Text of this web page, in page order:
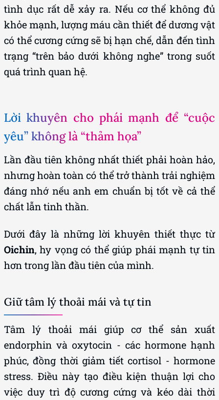
tình dục rất dễ xảy ra. Nếu cơ thể không đủ
khỏe mạnh, lượng máu cần thiết để dương vật
có thể cương cứng sẽ bị hạn chế, dẫn đến tình
trạng “trên bảo dưới không nghe” trong suốt
quá trình quan hệ.
Lời khuyên cho phái mạnh để “cuộc
yêu” không là “thảm họa”
Lần đầu tiên không nhất thiết phải hoàn hảo,
nhưng hoàn toàn có thể trở thành trải nghiệm
đáng nhớ nếu anh em chuẩn bị tốt về cả thể
chất lẫn tinh thần.
Dưới đây là những lời khuyên thiết thực từ
Oichin, hy vọng có thể giúp phái mạnh tự tin
hơn trong lần đầu tiên của mình.
Giữ tâm lý thoải mái và tự tin
Tâm lý thoải mái giúp cơ thể sản xuất
endorphin và oxytocin - các hormone hạnh
phúc, đồng thời giảm tiết cortisol - hormone
stress. Điều này tạo điều kiện thuận lợi cho
việc duy trì độ cương cứng và kéo dài thời